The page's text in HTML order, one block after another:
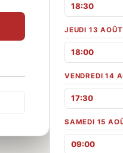
18:30
JEUDI 13 AOÛT
18:00
VENDREDI 14
17:30
SAMEDI 15
09:00